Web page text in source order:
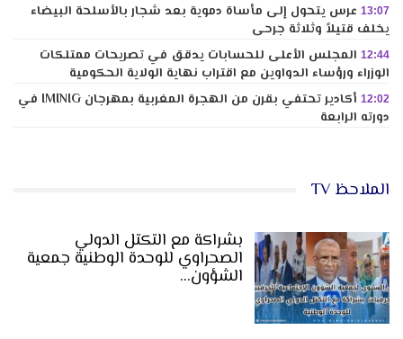
13:07 عرس يتحول إلى مأساة دموية بعد شجار بالأسلحة البيضاء
يخلف قتيلاً وثلاثة جرحى
12:44 المجلس الأعلى للحسابات يدقق في تصريحات ممتلكات
الوزراء ورؤساء الدواوين مع اقتراب نهاية الولاية الحكومية
12:02
أكادير تحتفي بقرن من الهجرة المغربية بمهرجان IMINIG في
دورته الرابعة
الملاحظ TV
بشراكة مع التكتل الدولي
الصحراوي للوحدة الوطنية جمعية
الشؤون…